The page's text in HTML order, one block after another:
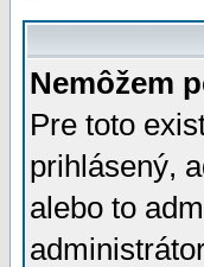
Nemôžem
Pre toto
prihlásený,
alebo to